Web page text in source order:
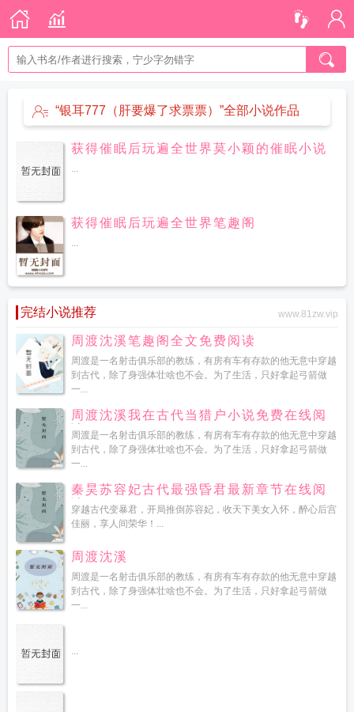
“银耳777（肝要爆了求票票）”全部小说作品
获得催眠后玩遍全世界莫小颖的催眠小说
...
获得催眠后玩遍全世界笔趣阁
...
完结小说推荐 www.81zw.vip
周渡沈溪笔趣阁全文免费阅读
周渡是一名射击俱乐部的教练，有房有车有存款的他无意中穿越
到古代，除了身强体壮啥也不会。为了生活，只好拿起弓箭做
一...
周渡沈溪我在古代当猎户小说免费在线阅
读
周渡是一名射击俱乐部的教练，有房有车有存款的他无意中穿越
到古代，除了身强体壮啥也不会。为了生活，只好拿起弓箭做
一...
秦昊苏容妃古代最强昏君最新章节在线阅
读
穿越古代变暴君，开局推倒苏容妃，收天下美女入怀，醉心后宫
佳丽，享人间荣华！...
周渡沈溪
周渡是一名射击俱乐部的教练，有房有车有存款的他无意中穿越
到古代，除了身强体壮啥也不会。为了生活，只好拿起弓箭做
一...
...